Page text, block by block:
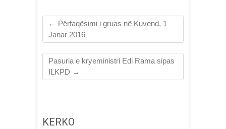
← Përfaqësimi i gruas në Kuvend, 1
Janar 2016
Pasuria e kryeministri Edi Rama sipas
ILKPD →
KERKO